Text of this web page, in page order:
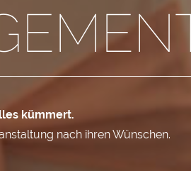
kümmert.
nach ihren Wünschen.